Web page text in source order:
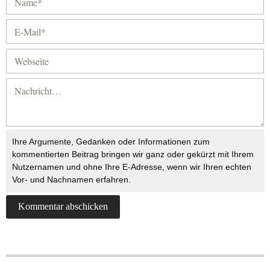
Ihre Argumente, Gedanken oder Informationen zum
kommentierten Beitrag bringen wir ganz oder gekürzt mit Ihrem
Nutzernamen und ohne Ihre E-Adresse, wenn wir Ihren echten
Vor- und Nachnamen erfahren.